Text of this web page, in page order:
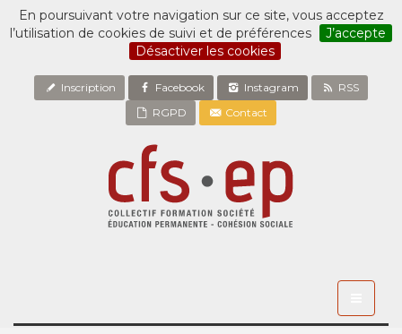
En poursuivant votre navigation sur ce site, vous acceptez
l’utilisation de cookies de suivi et de préférences
J’accepte
Désactiver les cookies
Inscription Facebook Instagram
RSS
RGPD
Contact